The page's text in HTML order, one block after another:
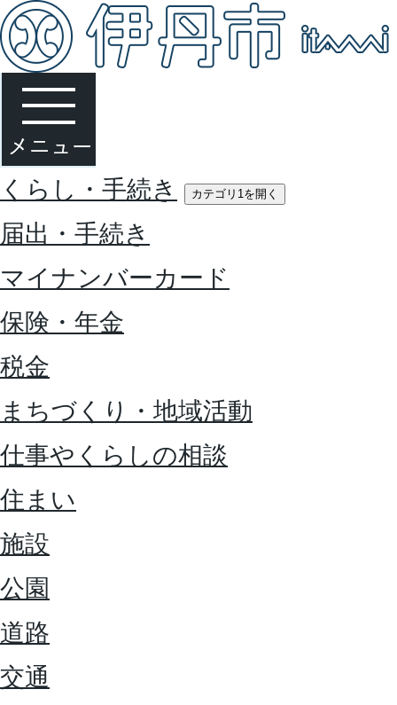
くらし・手続き カテゴリ1を開く
届出・手続き
マイナンバーカード
保険・年金
税金
まちづくり・地域活動
仕事やくらしの相談
住まい
施設
公園
道路
交通